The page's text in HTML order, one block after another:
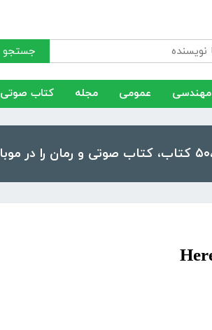
جستجو
مهندسی عمومی مجله کتاب صوتی